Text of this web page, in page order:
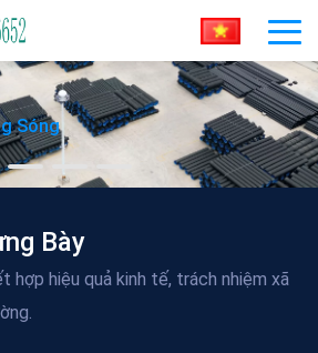
Sóng
Bày
hợp hiệu quả kinh tế, trách nhiệm xã